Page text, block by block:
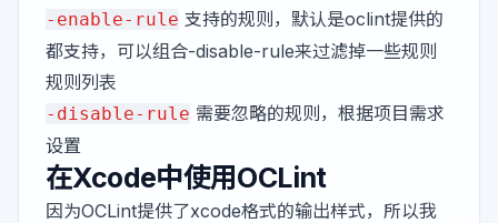
-enable-rule 支持的规则，默认是oclint提供的
都支持，可以组合-disable-rule来过滤掉一些规则
规则列表
-disable-rule 需要忽略的规则，根据项目需求
设置
在Xcode中使用OCLint
因为OCLint提供了xcode格式的输出样式，所以我